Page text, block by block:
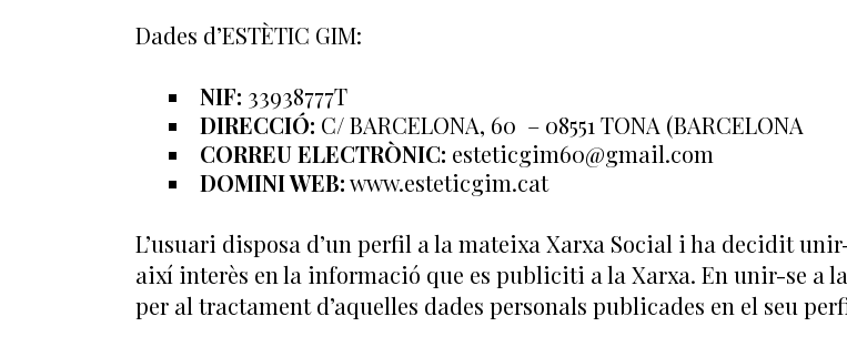
Dades d’ESTÈTIC GIM:
NIF: 33938777T
DIRECCIÓ: C/ BARCELONA, 60 – 08551 TONA (BARCELONA
CORREU ELECTRÒNIC: esteticgim60@gmail.com
DOMINI WEB:www.esteticgim.cat
L’usuari disposa d’un perfil a la mateixa Xarxa Social i ha decidit
així interès en la informació que es publiciti a la Xarxa. En unir-se a
per al tractament d’aquelles dades personals publicades en el seu